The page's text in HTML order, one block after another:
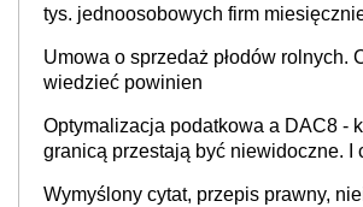
tys. jednoosobowych firm
Umowa o sprzedaż płodów rolnych.
wiedzieć powinien
Optymalizacja podatkowa a DAC8 -
granicą przestają być niewidoczne. I
Wymyślony cytat, przepis prawny,